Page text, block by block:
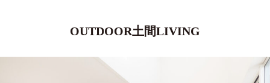
OUTDOOR土間LIVING